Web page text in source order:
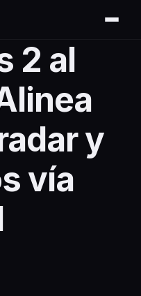
2 al
y
vía